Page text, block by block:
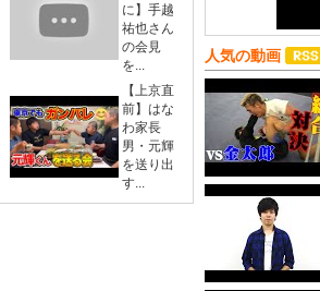
に】手越
祐也さん
の会見
を...
【上京直
前】はな
わ家長
男・元輝
を送り出
す...
人気の動画